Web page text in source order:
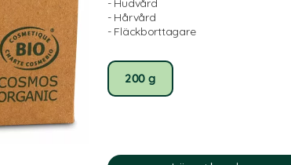
- Hudvård
- Hårvård
- Fläckborttagare
200 g